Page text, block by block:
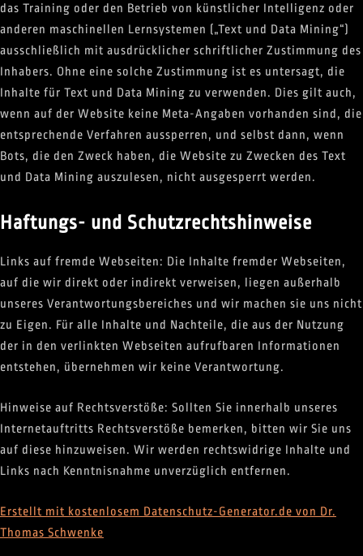
das Training oder den Betrieb von künstlicher Intelligenz oder
anderen maschinellen Lernsystemen („Text und Data Mining“)
ausschließlich mit ausdrücklicher schriftlicher Zustimmung des
Inhabers. Ohne eine solche Zustimmung ist es untersagt, die
Inhalte für Text und Data Mining zu verwenden. Dies gilt auch,
wenn auf der Website keine Meta-Angaben vorhanden sind, die
entsprechende Verfahren aussperren, und selbst dann, wenn
Bots, die den Zweck haben, die Website zu Zwecken des Text
und Data Mining auszulesen, nicht ausgesperrt werden.
Haftungs- und Schutzrechtshinweise
Links auf fremde Webseiten: Die Inhalte fremder Webseiten,
auf die wir direkt oder indirekt verweisen, liegen außerhalb
unseres Verantwortungsbereiches und wir machen sie uns nicht
zu Eigen. Für alle Inhalte und Nachteile, die aus der Nutzung
der in den verlinkten Webseiten aufrufbaren Informationen
entstehen, übernehmen wir keine Verantwortung.
Hinweise auf Rechtsverstöße: Sollten Sie innerhalb unseres
Internetauftritts Rechtsverstöße bemerken, bitten wir Sie uns
auf diese hinzuweisen. Wir werden rechtswidrige Inhalte und
Links nach Kenntnisnahme unverzüglich entfernen.
Erstellt mit kostenlosem Datenschutz-Generator.de von Dr.
Thomas Schwenke